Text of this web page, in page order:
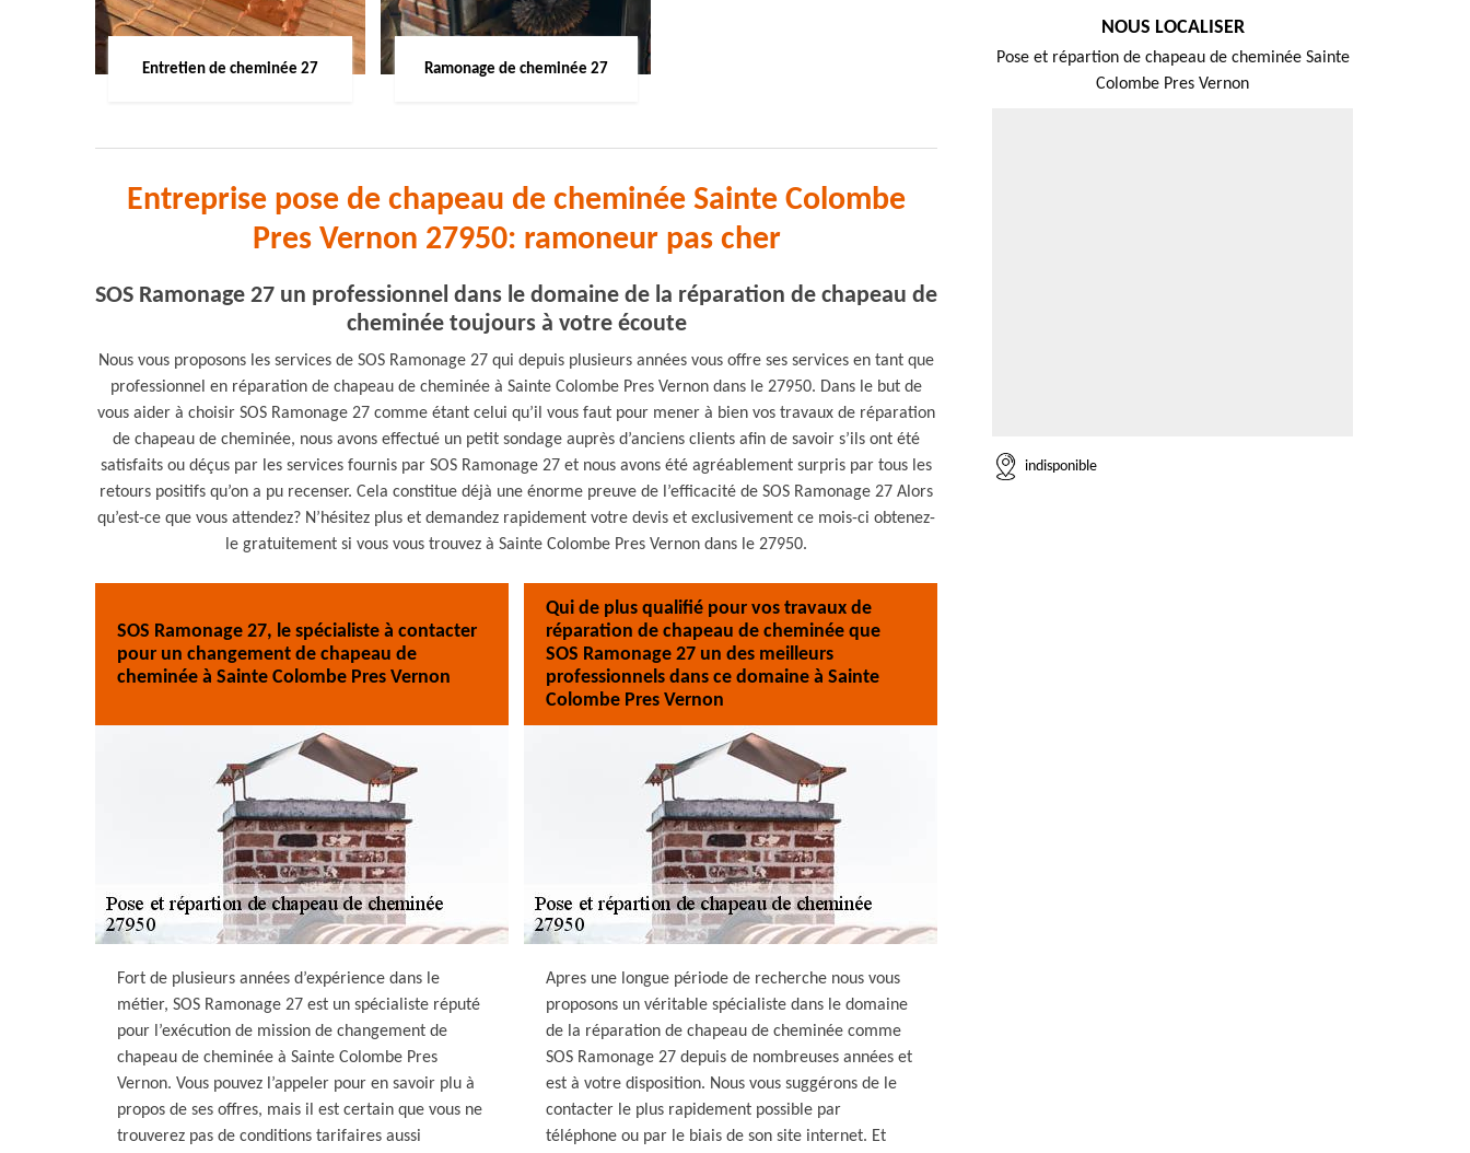
Entretien de cheminée 27 Ramonage de cheminée 27
Entreprise pose de chapeau de cheminée Sainte Colombe
Pres Vernon 27950: ramoneur pas cher
SOS Ramonage 27 un professionnel dans le domaine de la réparation de chapeau de
cheminée toujours à votre écoute
Nous vous proposons les services de SOS Ramonage 27 qui depuis plusieurs années vous offre ses services en tant que
professionnel en réparation de chapeau de cheminée à Sainte Colombe Pres Vernon dans le 27950. Dans le but de
vous aider à choisir SOS Ramonage 27 comme étant celui qu’il vous faut pour mener à bien vos travaux de réparation
de chapeau de cheminée, nous avons effectué un petit sondage auprès d’anciens clients afin de savoir s’ils ont été
satisfaits ou déçus par les services fournis par SOS Ramonage 27 et nous avons été agréablement surpris par tous les
retours positifs qu’on a pu recenser. Cela constitue déjà une énorme preuve de l’efficacité de SOS Ramonage 27 Alors
qu’est-ce que vous attendez? N’hésitez plus et demandez rapidement votre devis et exclusivement ce mois-ci obtenez-
le gratuitement si vous vous trouvez à Sainte Colombe Pres Vernon dans le 27950.
SOS Ramonage 27, le spécialiste à contacter
pour un changement de chapeau de
cheminée à Sainte Colombe Pres Vernon
Fort de plusieurs années d’expérience dans le
métier, SOS Ramonage 27 est un spécialiste réputé
pour l’exécution de mission de changement de
chapeau de cheminée à Sainte Colombe Pres
Vernon. Vous pouvez l’appeler pour en savoir plu à
propos de ses offres, mais il est certain que vous ne
trouverez pas de conditions tarifaires aussi
Qui de plus qualifié pour vos travaux de
réparation de chapeau de cheminée que
SOS Ramonage 27 un des meilleurs
professionnels dans ce domaine à Sainte
Colombe Pres Vernon
Apres une longue période de recherche nous vous
proposons un véritable spécialiste dans le domaine
de la réparation de chapeau de cheminée comme
SOS Ramonage 27 depuis de nombreuses années et
est à votre disposition. Nous vous suggérons de le
contacter le plus rapidement possible par
téléphone ou par le biais de son site internet. Et
NOUS LOCALISER
Pose et répartion de chapeau de cheminée Sainte
Colombe Pres Vernon
indisponible